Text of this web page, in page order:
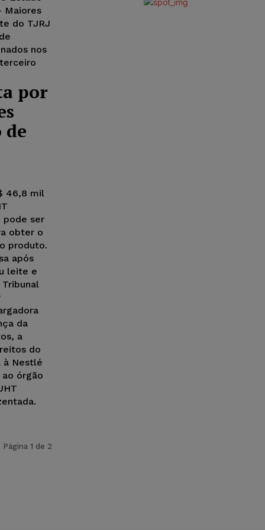
Maiores
do TJRJ
nos
por
de
46,8 mil
pode ser
obter o
produto.
após
leite e
da
a
do
à Nestlé
órgão
Página 1 de 2